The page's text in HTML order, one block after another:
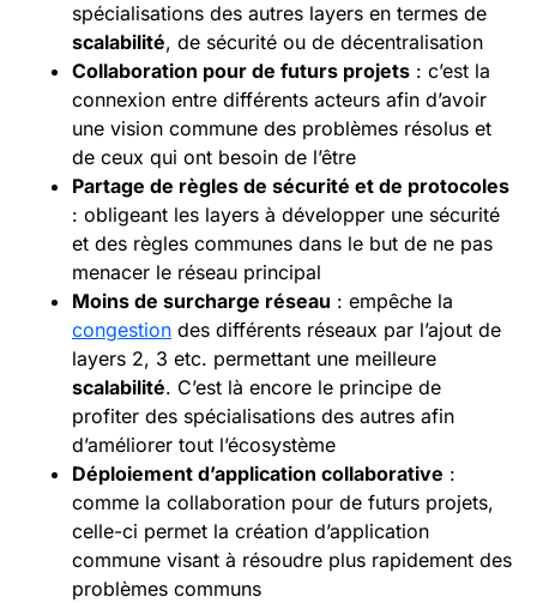
spécialisations des autres layers en termes de
scalabilité, de sécurité ou de décentralisation
Collaboration pour de futurs projets : c’est la
connexion entre différents acteurs afin d’avoir
une vision commune des problèmes résolus et
de ceux qui ont besoin de l’être
Partage de règles de sécurité et de protocoles
: obligeant les layers à développer une sécurité
et des règles communes dans le but de ne pas
menacer le réseau principal
Moins de surcharge réseau : empêche la
congestion des différents réseaux par l’ajout de
layers 2, 3 etc. permettant une meilleure
scalabilité. C’est là encore le principe de
profiter des spécialisations des autres afin
d’améliorer tout l’écosystème
Déploiement d’application collaborative :
comme la collaboration pour de futurs projets,
celle-ci permet la création d’application
commune visant à résoudre plus rapidement des
problèmes communs